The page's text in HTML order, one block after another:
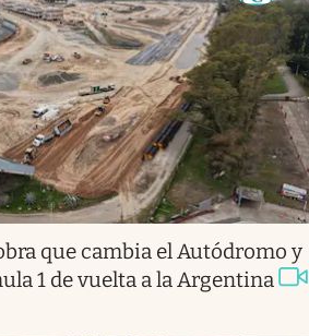
que cambia el Autódromo y
1 de vuelta a la Argentina